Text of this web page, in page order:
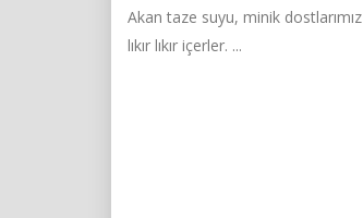
Akan taze suyu, minik dostlarımız
lıkır lıkır içerler. ...